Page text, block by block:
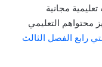
مجانية
محتواهم التعليمي
رابع الفصل الثالث